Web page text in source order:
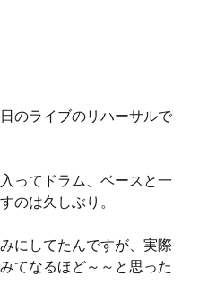
のライブのリハーサルで
ってドラム、ベースと一
のは久しぶり。
にしてたんですが、実際
てなるほど～～と思った